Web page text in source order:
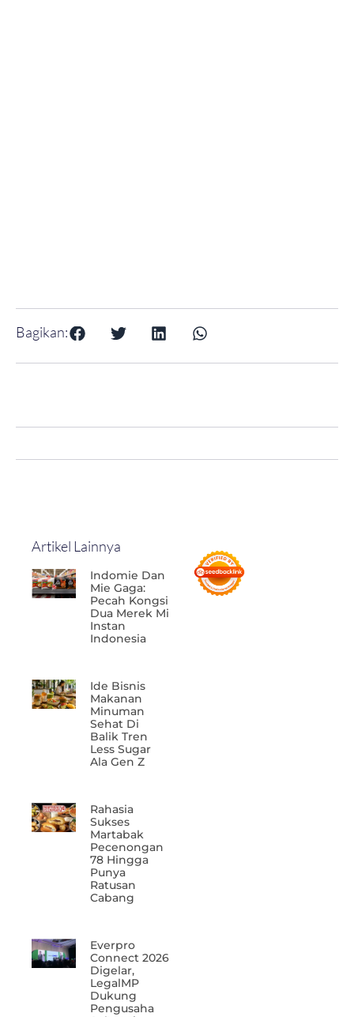
Bagikan:
Artikel Lainnya
Indomie Dan
Mie Gaga:
Pecah Kongsi
Dua Merek Mi
Instan
Indonesia
Ide Bisnis
Makanan
Minuman
Sehat Di
Balik Tren
Less Sugar
Ala Gen Z
Rahasia
Sukses
Martabak
Pecenongan
78 Hingga
Punya
Ratusan
Cabang
Everpro
Connect 2026
Digelar,
LegalMP
Dukung
Pengusaha